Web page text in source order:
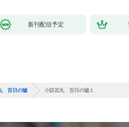
新刊配信予定
百日の嘘 小説花丸 百日の嘘１